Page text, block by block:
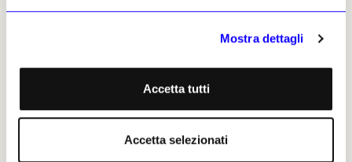
Mostra dettagli
Accetta tutti
Accetta selezionati
documenti storici, recensioni dell’epoca.
oltre un secolo di iniziative del museo
viennese. La ricerca può avvenire per
anno, per titolo delle mostre o per opere.